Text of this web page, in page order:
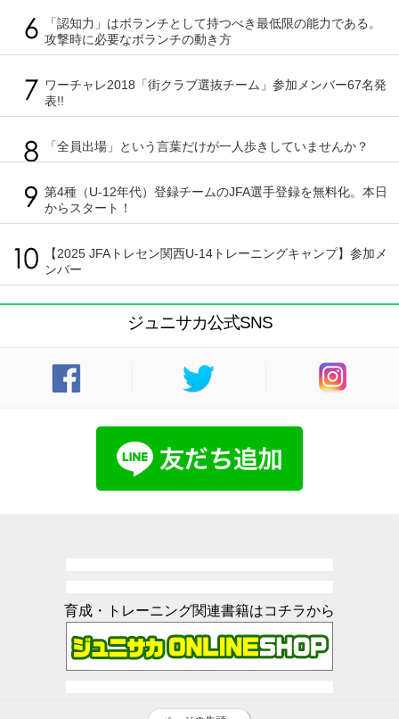
「認知力」はボランチとして持つべき最低限の能力である。
攻撃時に必要なボランチの動き方
ワーチャレ2018「街クラブ選抜チーム」参加メンバー67名発
表!!
「全員出場」という言葉だけが一人歩きしていませんか？
第4種（U-12年代）登録チームのJFA選手登録を無料化。本日
からスタート！
【2025 JFAトレセン関西U-14トレーニングキャンプ】参加メ
ンバー
ジュニサカ公式SNS
育成・トレーニング関連書籍はコチラから